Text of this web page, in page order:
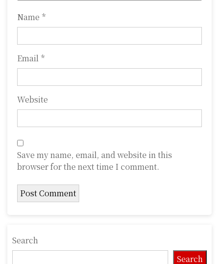
n
Name *
Email *
Website
Save my name, email, and website in this
browser for the next time I comment.
Search
Search